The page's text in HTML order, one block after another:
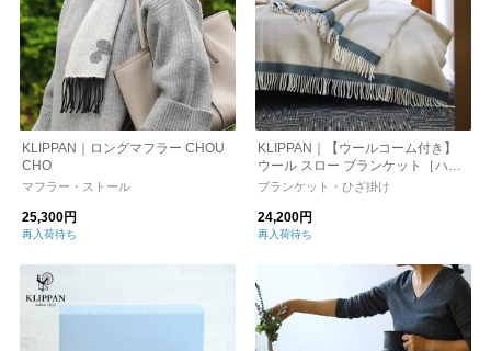
KLIPPAN｜ロングマフラー CHOU
CHO
マフラー・ストール
25,300円
再入荷待ち
KLIPPAN｜【ウールコーム付き】
ウール スロー ブランケット［ハラ
ルド］クリーム
ブランケット・ひざ掛け
24,200円
再入荷待ち